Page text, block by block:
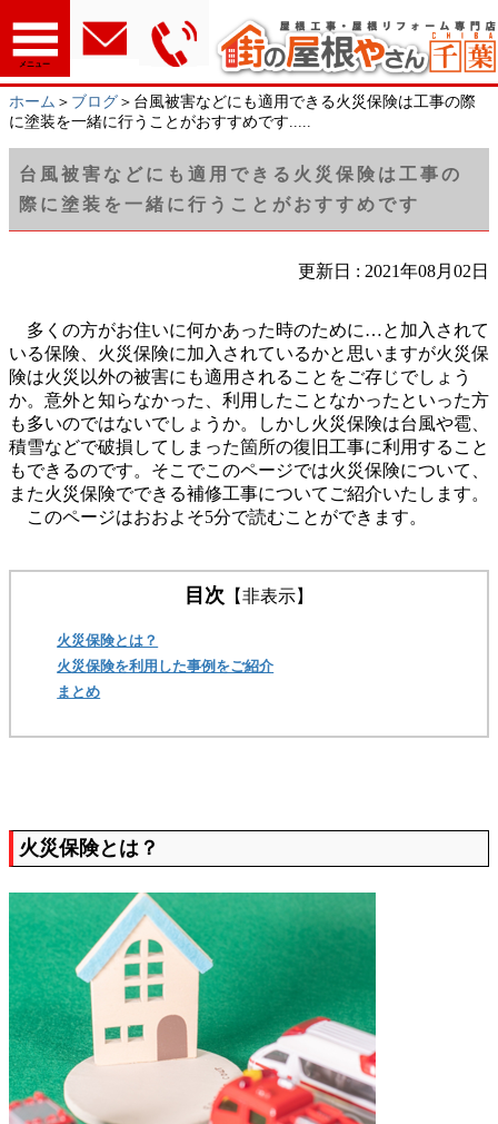
メニュー
ホーム ＞ ブログ ＞台風被害などにも適用できる火災保険は工事の際
に塗装を一緒に行うことがおすすめです.....
台風被害などにも適用できる火災保険は工事の
際に塗装を一緒に行うことがおすすめです
更新日 : 2021年08月02日
多くの方がお住いに何かあった時のために…と加入されて
いる保険、火災保険に加入されているかと思いますが火災保
険は火災以外の被害にも適用されることをご存じでしょう
か。意外と知らなかった、利用したことなかったといった方
も多いのではないでしょうか。しかし火災保険は台風や雹、
積雪などで破損してしまった箇所の復旧工事に利用すること
もできるのです。そこでこのページでは火災保険について、
また火災保険でできる補修工事についてご紹介いたします。
このページはおおよそ5分で読むことができます。
目次 【非表示】
火災保険とは？
火災保険を利用した事例をご紹介
まとめ
火災保険とは？